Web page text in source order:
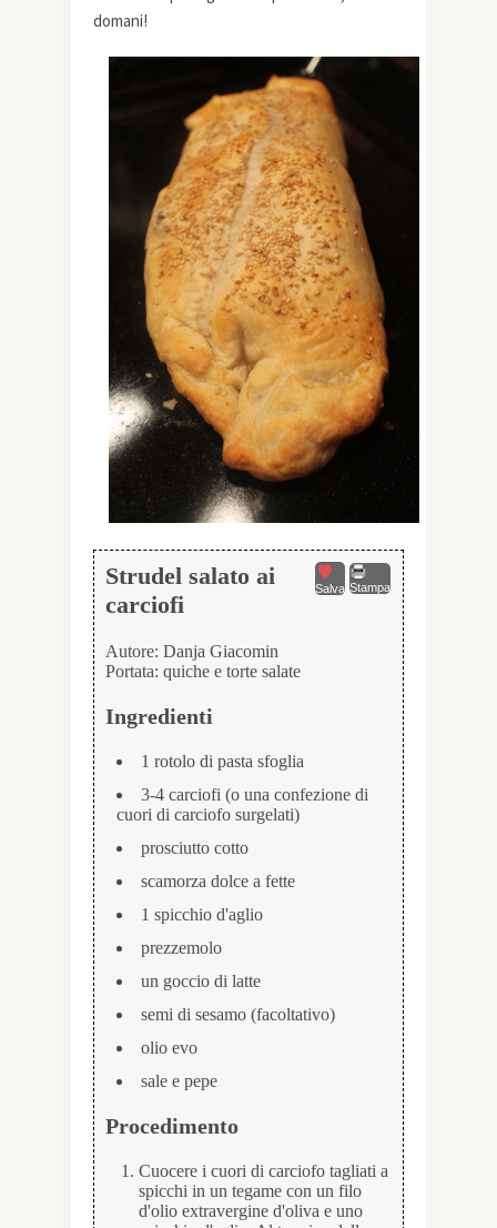
domani!
Salva Stampa
Strudel salato ai
carciofi
Autore: Danja Giacomin
Portata: quiche e torte salate
Ingredienti
1 rotolo di pasta sfoglia
3-4 carciofi (o una confezione di
cuori di carciofo surgelati)
prosciutto cotto
scamorza dolce a fette
1 spicchio d'aglio
prezzemolo
un goccio di latte
semi di sesamo (facoltativo)
olio evo
sale e pepe
Procedimento
Cuocere i cuori di carciofo tagliati a
spicchi in un tegame con un filo
d'olio extravergine d'oliva e uno